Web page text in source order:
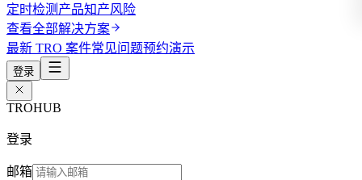
定时检测产品知产风险
查看全部解决方案
最新 TRO 案件常见问题预约演示
登录
TROHUB
登录
邮箱